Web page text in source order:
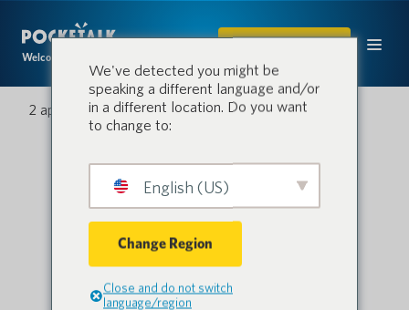
Welcome to the conversation.
ACQUISTARE
2 aprile 2021
We've detected you might be
speaking a different language and/or
in a different location. Do you want
to change to:
English (US)
Change Region
Close and do not switch
language/region